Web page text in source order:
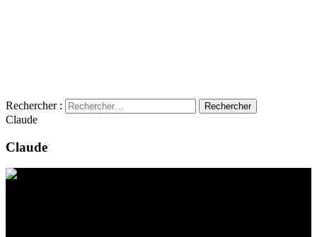
Rechercher :
Claude
Claude